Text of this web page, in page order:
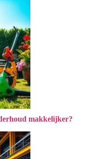
makkelijker?